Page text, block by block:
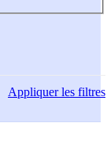
Appliquerles filtres